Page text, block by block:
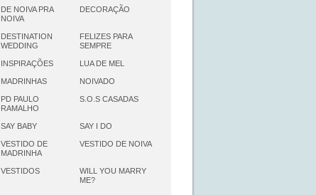
DE NOIVA PRA
NOIVA
DECORAÇÃO
DESTINATION
WEDDING
FELIZES PARA
SEMPRE
INSPIRAÇÕES LUA DE MEL
MADRINHAS NOIVADO
PD PAULO
RAMALHO
S.O.S CASADAS
SAY BABY SAY I DO
VESTIDO DE
MADRINHA
VESTIDO DE NOIVA
VESTIDOS
WILL YOU MARRY
ME?